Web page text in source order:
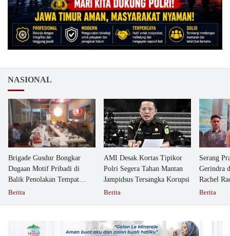
NASIONAL
Brigade Gusdur Bongkar
Dugaan Motif Pribadi di
Balik Penolakan Tempat
Ibadah GKJW Bangil
Berita
AMI Desak Kortas Tipikor
Polri Segera Tahan Mantan
Jampidsus Tersangka Korupsi
Berita
Serang
Gerindra
Rachel
Berita